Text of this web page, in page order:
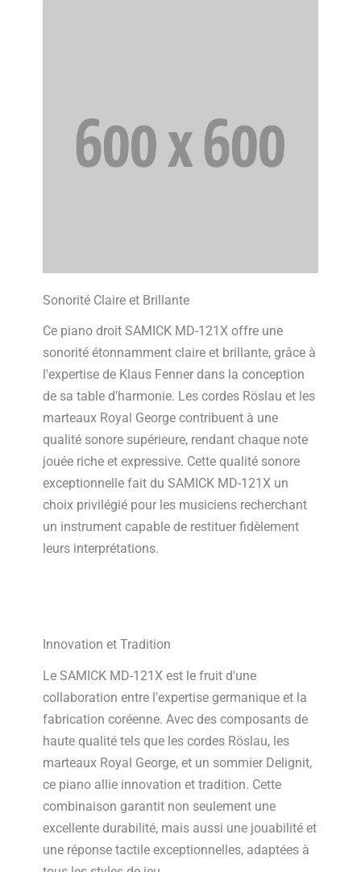
Sonorité Claire et Brillante
Ce piano droit SAMICK MD-121X offre une
sonorité étonnamment claire et brillante, grâce à
l'expertise de Klaus Fenner dans la conception
de sa table d'harmonie. Les cordes Röslau et les
marteaux Royal George contribuent à une
qualité sonore supérieure, rendant chaque note
jouée riche et expressive. Cette qualité sonore
exceptionnelle fait du SAMICK MD-121X un
choix privilégié pour les musiciens recherchant
un instrument capable de restituer fidèlement
leurs interprétations.
Innovation et Tradition
Le SAMICK MD-121X est le fruit d'une
collaboration entre l'expertise germanique et la
fabrication coréenne. Avec des composants de
haute qualité tels que les cordes Röslau, les
marteaux Royal George, et un sommier Delignit,
ce piano allie innovation et tradition. Cette
combinaison garantit non seulement une
excellente durabilité, mais aussi une jouabilité et
une réponse tactile exceptionnelles, adaptées à